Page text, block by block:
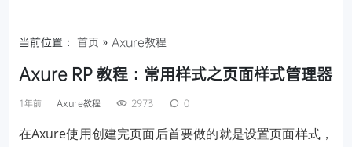
当前位置： 首页 » Axure教程
Axure RP 教程：常用样式之页面样式管理器
1年前 Axure教程 2973 0
在Axure使用创建完页面后首要做的就是设置页面样式，